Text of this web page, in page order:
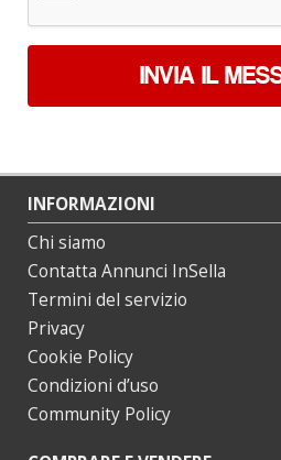
INVIA IL
INFORMAZIONI
Chi siamo
Contatta Annunci InSella
Termini del servizio
Privacy
Cookie Policy
Condizioni d’uso
Community Policy